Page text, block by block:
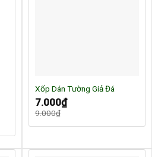
Xốp Dán Tường Giả Đá
9.000₫
Giá
gốc
là:
7.000₫
Giá
hiện
tại
7.000₫.